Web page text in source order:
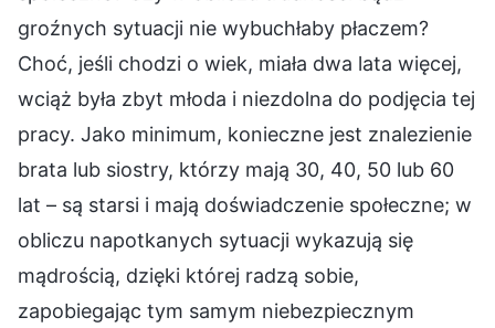
groźnych sytuacji nie wybuchłaby płaczem?
Choć, jeśli chodzi o wiek, miała dwa lata więcej,
wciąż była zbyt młoda i niezdolna do podjęcia tej
pracy. Jako minimum, konieczne jest znalezienie
brata lub siostry, którzy mają 30, 40, 50 lub 60
lat – są starsi i mają doświadczenie społeczne; w
obliczu napotkanych sytuacji wykazują się
mądrością, dzięki której radzą sobie,
zapobiegając tym samym niebezpiecznym